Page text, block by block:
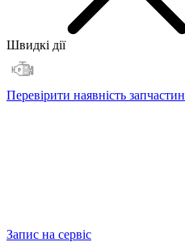
Швидкі дії
Перевірити наявність запчастин
Запис на сервіс